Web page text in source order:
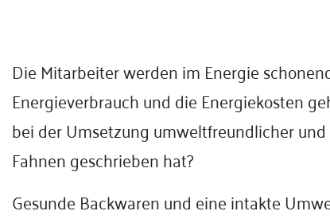
Die Mitarbeiter werden im Energie
Energieverbrauch und die Energiekosten
bei der Umsetzung umweltfreundlicher
Fahnen geschrieben hat?
Gesunde Backwaren und eine intakte